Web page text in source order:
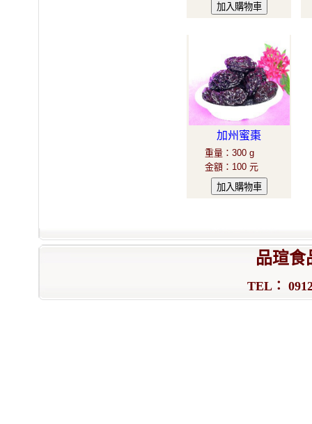
加州蜜棗
重量： 300 g
金額： 100 元
品瑄
TEL：